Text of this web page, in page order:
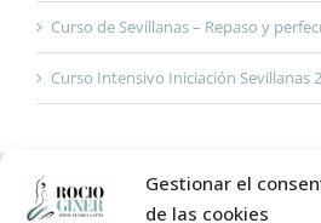
Gestionar el
de las cookies
Curso de Sevillanas – Repaso y
Curso Intensivo Iniciación Sevillanas